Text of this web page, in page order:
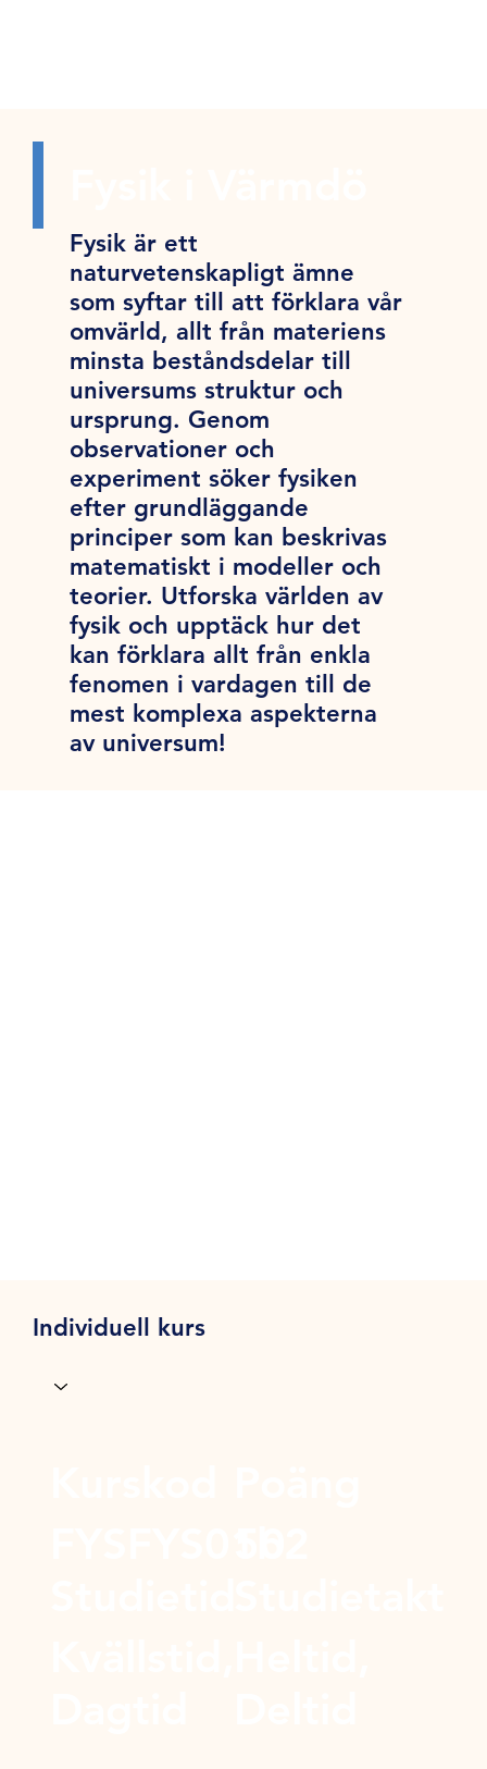
Fysik är ett
naturvetenskapligt ämne
som syftar till att förklara vår
omvärld, allt från materiens
minsta beståndsdelar till
universums struktur och
ursprung. Genom
observationer och
experiment söker fysiken
efter grundläggande
principer som kan beskrivas
matematiskt i modeller och
teorier. Utforska världen av
fysik och upptäck hur det
kan förklara allt från enkla
fenomen i vardagen till de
mest komplexa aspekterna
av universum!
Individuell kurs